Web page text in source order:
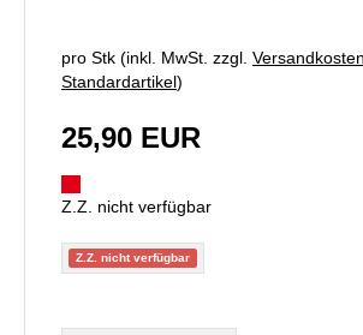
pro Stk (inkl. MwSt. zzgl.
Standardartikel)
25,90 EUR
Z.Z. nicht verfügbar
Z.Z. nicht verfügbar